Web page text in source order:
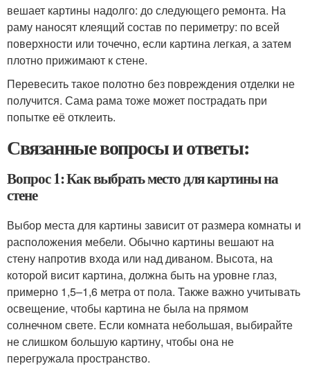
вешает картины надолго: до следующего ремонта. На
раму наносят клеящий состав по периметру: по всей
поверхности или точечно, если картина легкая, а затем
плотно прижимают к стене.
Перевесить такое полотно без повреждения отделки не
получится. Сама рама тоже может пострадать при
попытке её отклеить.
Связанные вопросы и ответы:
Вопрос 1: Как выбрать место для картины на
стене
Выбор места для картины зависит от размера комнаты и
расположения мебели. Обычно картины вешают на
стену напротив входа или над диваном. Высота, на
которой висит картина, должна быть на уровне глаз,
примерно 1,5–1,6 метра от пола. Также важно учитывать
освещение, чтобы картина не была на прямом
солнечном свете. Если комната небольшая, выбирайте
не слишком большую картину, чтобы она не
перегружала пространство.